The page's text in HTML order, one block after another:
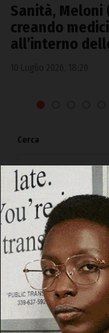
Sanità, Meloni
creando
all’interno
Cerca
Cerca